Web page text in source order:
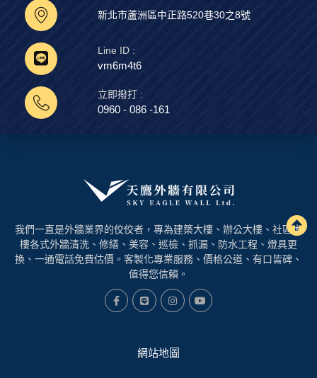
新北市蘆洲區中正路520巷30之8號
Line ID :
vm6m4t6
立即撥打 :
0960 - 086 -161
我們一直是外牆業界的佼佼者，專為建築大樓、辦公大樓、社區大
樓各式外牆清洗、修繕、美容、巡檢、抓漏、防水工程、燈具更
換、一通電話免費估價。客製化專業服務、價格公道、有口皆碑、
值得您信賴。
網站地圖